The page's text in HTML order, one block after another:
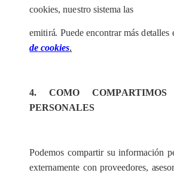
cookies, nuestro sistema las
emitirá. Puedeencontrar más detalles
de cookies.
4. COMO COMPARTIMOS
PERSONALES
Podemos compartir su información p
externamente conproveedores, aseso